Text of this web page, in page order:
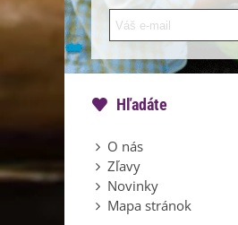
Hľadáte
O nás
Zľavy
Novinky
Mapa stránok